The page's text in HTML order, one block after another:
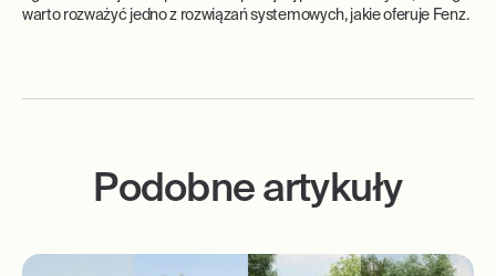
warto rozważyć jedno z rozwiązań systemowych, jakie oferuje Fenz.
Podobne artykuły